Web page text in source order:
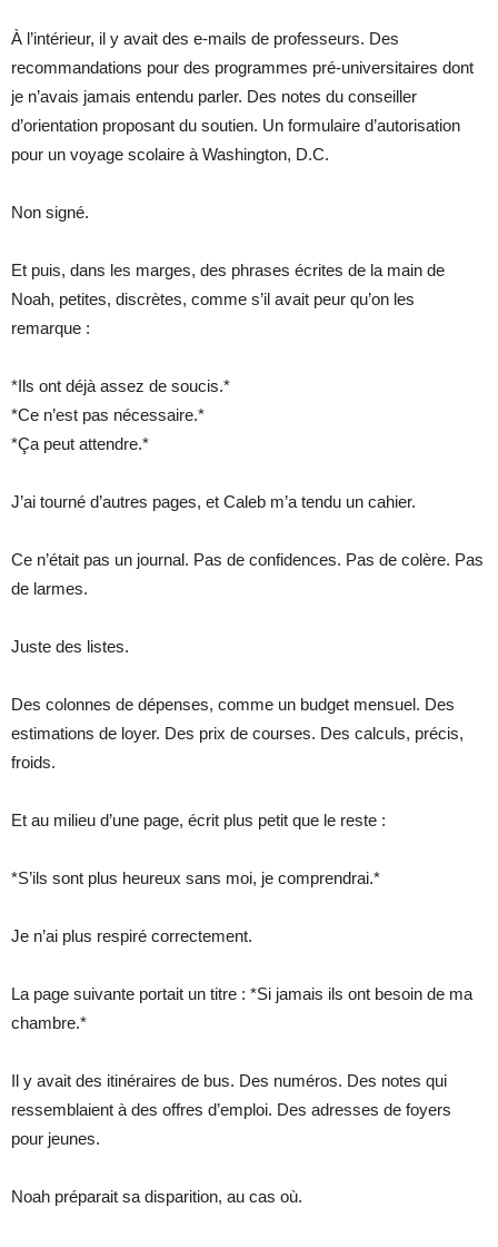
À l’intérieur, il y avait des e-mails de professeurs. Des
recommandations pour des programmes pré-universitaires dont
je n’avais jamais entendu parler. Des notes du conseiller
d’orientation proposant du soutien. Un formulaire d’autorisation
pour un voyage scolaire à Washington, D.C.
Non signé.
Et puis, dans les marges, des phrases écrites de la main de
Noah, petites, discrètes, comme s’il avait peur qu’on les
remarque :
*Ils ont déjà assez de soucis.*
*Ce n’est pas nécessaire.*
*Ça peut attendre.*
J’ai tourné d’autres pages, et Caleb m’a tendu un cahier.
Ce n’était pas un journal. Pas de confidences. Pas de colère. Pas
de larmes.
Juste des listes.
Des colonnes de dépenses, comme un budget mensuel. Des
estimations de loyer. Des prix de courses. Des calculs, précis,
froids.
Et au milieu d’une page, écrit plus petit que le reste :
*S’ils sont plus heureux sans moi, je comprendrai.*
Je n’ai plus respiré correctement.
La page suivante portait un titre : *Si jamais ils ont besoin de ma
chambre.*
Il y avait des itinéraires de bus. Des numéros. Des notes qui
ressemblaient à des offres d’emploi. Des adresses de foyers
pour jeunes.
Noah préparait sa disparition, au cas où.